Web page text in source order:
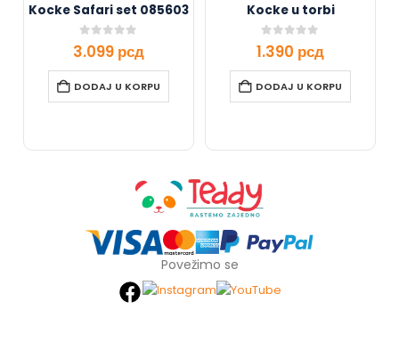
Kocke Safari set 085603
0 out of 5
3.099 рсд
DODAJ U KORPU
Kocke u torbi
0out of 5
1.390 рсд
DODAJ U KORPU
Povežimo se